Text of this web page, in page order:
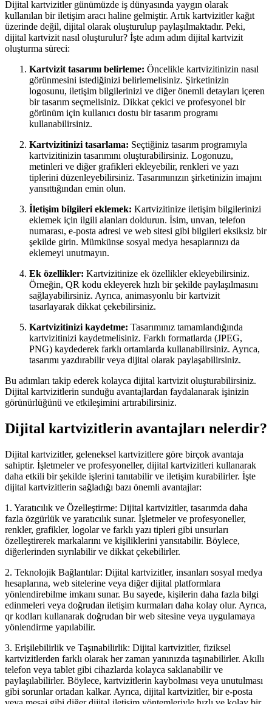
Dijital kartvizitler günümüzde iş dünyasında yaygın olarak
kullanılan bir iletişim aracı haline gelmiştir. Artık kartvizitler kağıt
üzerinde değil, dijital olarak oluşturulup paylaşılmaktadır. Peki,
dijital kartvizit nasıl oluşturulur? İşte adım adım dijital kartvizit
oluşturma süreci:
Kartvizit tasarımı belirleme: Öncelikle kartvizitinizin nasıl
görünmesini istediğinizi belirlemelisiniz. Şirketinizin
logosunu, iletişim bilgilerinizi ve diğer önemli detayları içeren
bir tasarım seçmelisiniz. Dikkat çekici ve profesyonel bir
görünüm için kullanıcı dostu bir tasarım programı
kullanabilirsiniz.
Kartvizitinizi tasarlama: Seçtiğiniz tasarım programıyla
kartvizitinizin tasarımını oluşturabilirsiniz. Logonuzu,
metinleri ve diğer grafikleri ekleyebilir, renkleri ve yazı
tiplerini düzenleyebilirsiniz. Tasarımınızın şirketinizin imajını
yansıttığından emin olun.
İletişim bilgileri eklemek: Kartvizitinize iletişim bilgilerinizi
eklemek için ilgili alanları doldurun. İsim, unvan, telefon
numarası, e-posta adresi ve web sitesi gibi bilgileri eksiksiz bir
şekilde girin. Mümkünse sosyal medya hesaplarınızı da
eklemeyi unutmayın.
Ek özellikler: Kartvizitinize ek özellikler ekleyebilirsiniz.
Örneğin, QR kodu ekleyerek hızlı bir şekilde paylaşılmasını
sağlayabilirsiniz. Ayrıca, animasyonlu bir kartvizit
tasarlayarak dikkat çekebilirsiniz.
Kartvizitinizi kaydetme: Tasarımınız tamamlandığında
kartvizitinizi kaydetmelisiniz. Farklı formatlarda (JPEG,
PNG) kaydederek farklı ortamlarda kullanabilirsiniz. Ayrıca,
tasarımı yazdırabilir veya dijital olarak paylaşabilirsiniz.
Bu adımları takip ederek kolayca dijital kartvizit oluşturabilirsiniz.
Dijital kartvizitlerin sunduğu avantajlardan faydalanarak işinizin
görünürlüğünü ve etkileşimini artırabilirsiniz.
Dijital kartvizitlerin avantajları nelerdir?
Dijital kartvizitler, geleneksel kartvizitlere göre birçok avantaja
sahiptir. İşletmeler ve profesyoneller, dijital kartvizitleri kullanarak
daha etkili bir şekilde işlerini tanıtabilir ve iletişim kurabilirler. İşte
dijital kartvizitlerin sağladığı bazı önemli avantajlar:
1. Yaratıcılık ve Özelleştirme: Dijital kartvizitler, tasarımda daha
fazla özgürlük ve yaratıcılık sunar. İşletmeler ve profesyoneller,
renkler, grafikler, logolar ve farklı yazı tipleri gibi unsurları
özelleştirerek markalarını ve kişiliklerini yansıtabilir. Böylece,
diğerlerinden sıyrılabilir ve dikkat çekebilirler.
2. Teknolojik Bağlantılar: Dijital kartvizitler, insanları sosyal medya
hesaplarına, web sitelerine veya diğer dijital platformlara
yönlendirebilme imkanı sunar. Bu sayede, kişilerin daha fazla bilgi
edinmeleri veya doğrudan iletişim kurmaları daha kolay olur. Ayrıca,
qr kodları kullanarak doğrudan bir web sitesine veya uygulamaya
yönlendirme yapılabilir.
3. Erişilebilirlik ve Taşınabilirlik: Dijital kartvizitler, fiziksel
kartvizitlerden farklı olarak her zaman yanınızda taşınabilirler. Akıllı
telefon veya tablet gibi cihazlarda kolayca saklanabilir ve
paylaşılabilirler. Böylece, kartvizitlerin kaybolması veya unutulması
gibi sorunlar ortadan kalkar. Ayrıca, dijital kartvizitler, bir e-posta